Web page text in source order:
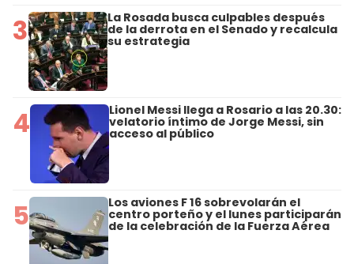
3 La Rosada busca culpables después
de la derrota en el Senado y recalcula
su estrategia
4 Lionel Messi llega a Rosario a las 20.30:
velatorio íntimo de Jorge Messi, sin
acceso al público
5 Los aviones F 16 sobrevolarán el
centro porteño y el lunes participarán
de la celebración de la Fuerza Aérea